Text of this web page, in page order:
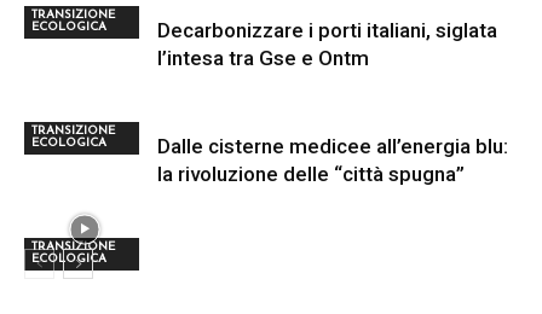
TRANSIZIONE
ECOLOGICA
TRANSIZIONE
ECOLOGICA
Decarbonizzare i porti italiani, siglata
l’intesa tra Gse e Ontm
TRANSIZIONE
ECOLOGICA
Dalle cisterne medicee all’energia blu:
la rivoluzione delle “città spugna”